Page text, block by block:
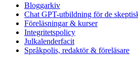
Bloggarkiv
Chat GPT-utbildning för de
Föreläsningar & kurser
Integritetspolicy
Julkalenderfacit
Språkpolis, redaktör & föreläsare